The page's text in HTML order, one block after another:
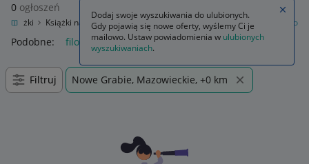
0 ogłoszeń
Książki Książki naukowe i popularnonaukowe Filologie, językoznawstwo
Podobne: filologie językoznawstwo
Filtruj Nowe Grabie, Mazowieckie, +0 km
Dodaj swoje wyszukiwania do ulubionych.
Gdy pojawią się nowe oferty, wyślemy Ci je
mailowo. Ustaw powiadomienia w ulubionych
wyszukiwaniach.